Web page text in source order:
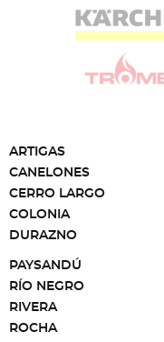
ARTIGAS
CANELONES
CERRO LARGO
COLONIA
DURAZNO
PAYSANDÚ
RÍO NEGRO
RIVERA
ROCHA